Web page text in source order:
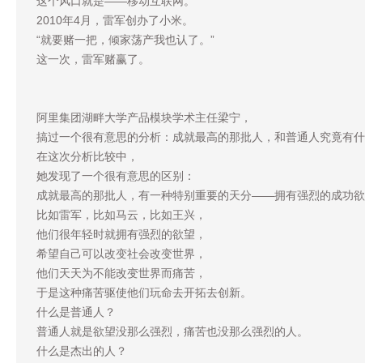
2010年4月，雷军创办了小米。
“就要赌一把，倾家荡产我也认了。”
这一次，雷军赌赢了。
阿里集团湖畔大学产品模块学术主任梁宁，
搞过一个很有意思的分析：成就最高的那批人，和普通人究竟有
在这次分析比较中，
她发现了一个很有意思的区别：
成就最高的那批人，有一种特别重要的天分——拥有强烈的成功欲
比如雷军，比如马云，比如王兴，
他们很年轻时就拥有强烈的欲望，
希望自己可以改变社会改变世界，
他们天天为不能改变世界而痛苦，
于是这种痛苦驱使他们玩命去开拓去创新。
什么是普通人？
普通人就是欲望没那么强烈，痛苦也没那么强烈的人。
什么是杰出的人？